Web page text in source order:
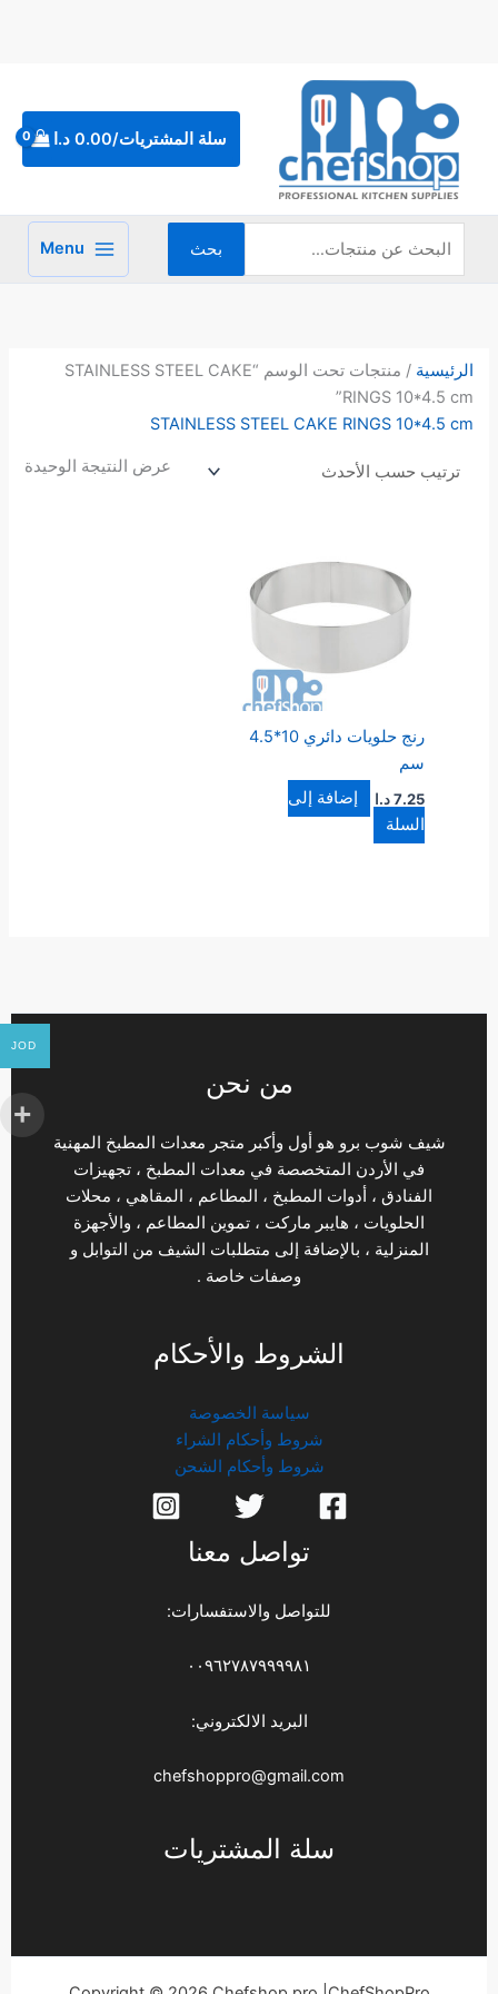
سلة المشتريات/0.00 د.ا
عن:
بحث Menu
الرئيسية
/ منتجات تحت الوسم “STAINLESS STEEL CAKE
RINGS 10*4.5 cm”
STAINLESS STEEL CAKE RINGS 10*4.5 cm
عرض النتيجة الوحيدة
رنج حلويات دائري 10*4.5
سم
7.25 د.ا
إضافة إلى
السلة
من نحن
شيف شوب برو هو أول وأكبر متجر معدات المطبخ المهنية
في الأردن المتخصصة في معدات المطبخ ، تجهيزات
الفنادق ، أدوات المطبخ ، المطاعم ، المقاهي ، محلات
الحلويات ، هايبر ماركت ، تموين المطاعم ، والأجهزة
المنزلية ، بالإضافة إلى متطلبات الشيف من التوابل و
وصفات خاصة .
الشروط والأحكام
سياسة الخصوصة
شروط وأحكام الشراء
شروط وأحكام الشحن
تواصل معنا
للتواصل والاستفسارات:
٠٠٩٦٢٧٨٧٩٩٩٩٨١
البريد الالكتروني:
chefshoppro@gmail.com
سلة المشتريات
JOD